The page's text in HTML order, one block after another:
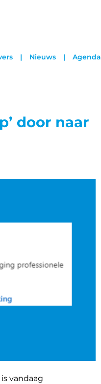
Nieuws Agenda
door naar
vandaag